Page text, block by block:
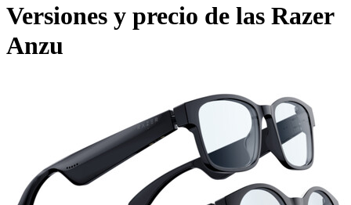
Versiones y precio de las Razer
Anzu